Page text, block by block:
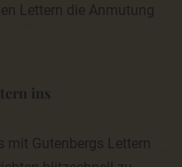
Lettern die Anmutung
ins
mit Gutenbergs Lettern
zutrifft und soweit die
für solche Zwecke
Einwilligung, auf die sich
1 Buchstabe a DS-GVO
für die